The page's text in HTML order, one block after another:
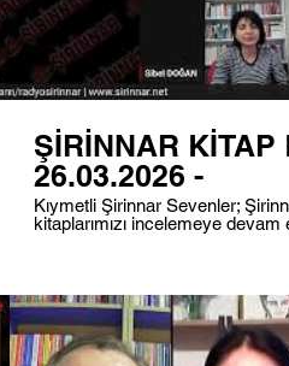
ŞİRİNNAR KİTAP
26.03.2026 -
Kıymetli Şirinnar Sevenler;
kitaplarımızı incelemeye devam
facebook ve youtube üzerinden
izleyebilirsiniz. #radyoşirinnar #Radyo #DijitalRadyo
#Şirinnar #ŞirinnarKitapKulübü